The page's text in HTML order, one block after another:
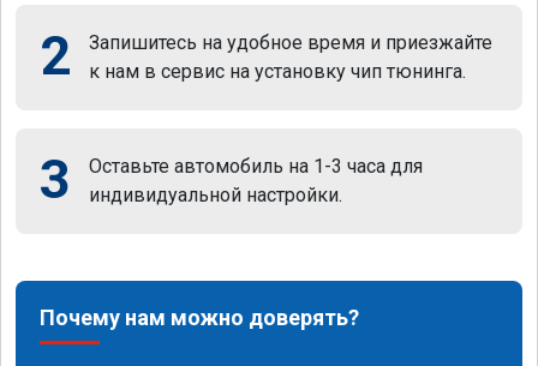
2
Запишитесь на удобное время и приезжайте
к нам в сервис на установку чип тюнинга.
3
Оставьте автомобиль на 1-3 часа для
индивидуальной настройки.
Почему нам можно доверять?